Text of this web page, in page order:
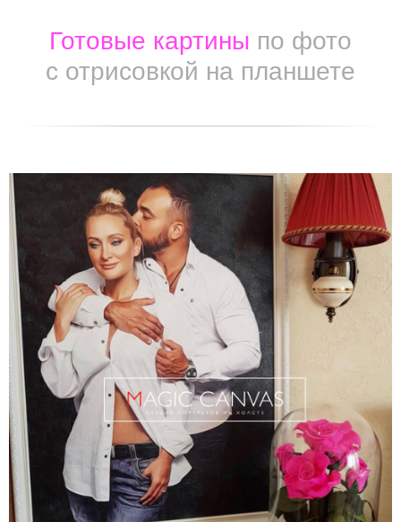
Готовые картины по фото
с отрисовкой на планшете